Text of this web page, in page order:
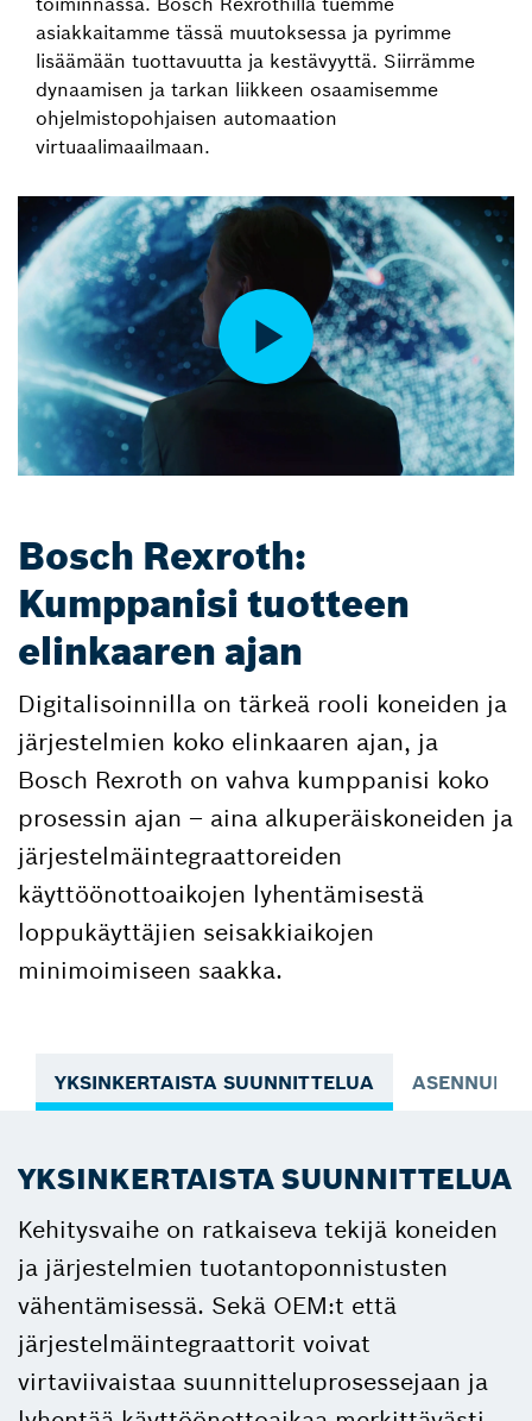
asiakkaitamme tässä muutoksessa ja pyrimme
lisäämään tuottavuutta ja kestävyyttä. Siirrämme
dynaamisen ja tarkan liikkeen osaamisemme
ohjelmistopohjaisen automaation
virtuaalimaailmaan.
Bosch Rexroth:
Kumppanisi tuotteen
elinkaaren ajan
Digitalisoinnilla on tärkeä rooli koneiden ja
järjestelmien koko elinkaaren ajan, ja
Bosch Rexroth on vahva kumppanisi koko
prosessin ajan – aina alkuperäiskoneiden ja
järjestelmäintegraattoreiden
käyttöönottoaikojen lyhentämisestä
loppukäyttäjien seisakkiaikojen
minimoimiseen saakka.
YKSINKERTAISTA SUUNNITTELUA
YKSINKERTAISTA SUUNNITTELUA
Kehitysvaihe on ratkaiseva tekijä koneiden
ja järjestelmien tuotantoponnistusten
vähentämisessä. Sekä OEM:t että
järjestelmäintegraattorit voivat
virtaviivaistaa suunnitteluprosessejaan ja